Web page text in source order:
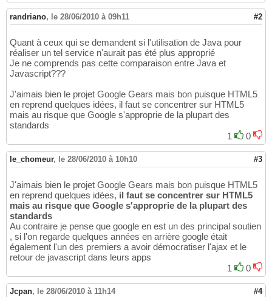
randriano, le 28/06/2010 à 09h11 #2
Quant à ceux qui se demandent si l'utilisation de Java pour
réaliser un tel service n'aurait pas été plus approprié
Je ne comprends pas cette comparaison entre Java et
Javascript???
J'aimais bien le projet Google Gears mais bon puisque HTML5
en reprend quelques idées, il faut se concentrer sur HTML5
mais au risque que Google s'approprie de la plupart des
standards
1
0
le_chomeur, le 28/06/2010 à 10h10 #3
J'aimais bien le projet Google Gears mais bon puisque HTML5
en reprend quelques idées, il faut se concentrer sur HTML5
mais au risque que Google s'approprie de la plupart des
standards
Au contraire je pense que google en est un des principal soutien
, si l'on regarde quelques années en arrière google était
également l'un des premiers a avoir démocratiser l'ajax et le
retour de javascript dans leurs apps
1
0
Jcpan, le 28/06/2010 à 11h14 #4